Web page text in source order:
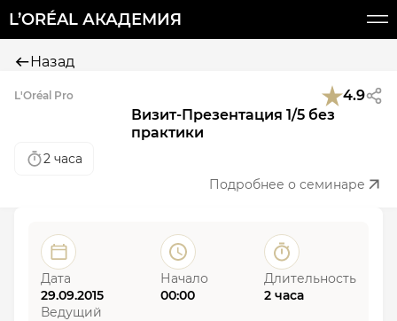
L’ORÉAL АКАДЕМИЯ
Назад
L'Oréal Pro
4.9
Визит-Презентация 1/5 без
практики
2 часа
Подробнее о семинаре
Дата
29.09.2015
Начало
00:00
Длительность
2 часа
Ведущий